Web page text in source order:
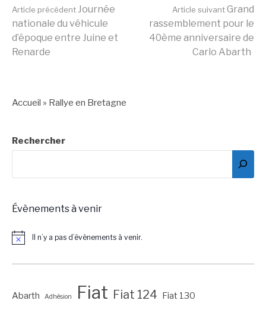
Lire
la
suite
Article précédent Journée
nationale du véhicule
d’époque entre Juine et
Renarde
Article suivantGrand
rassemblement pour le
40ème anniversaire de
Carlo Abarth
Accueil » Rallye en Bretagne
Rechercher
Évènements à venir
Notice Il n’y a pas d’évènements à venir.
Abarth Adhésion Fiat Fiat 124 Fiat 130